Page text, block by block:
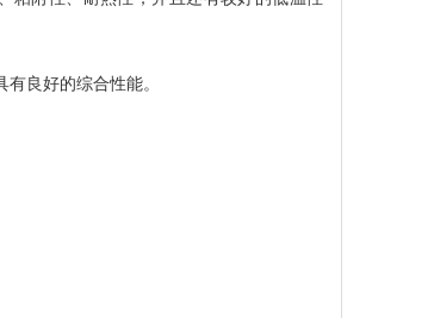
良好的综合性能。